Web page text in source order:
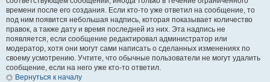
времени после его создания. Если кто-то уже ответил на сообщение, то
под ним появится небольшая надпись, которая показывает количество
правок, а также дату и время последней из них. Эта надпись не
появляется, если сообщение редактировал администратор или
модератор, хотя они могут сами написать о сделанных изменениях по
своему усмотрению. Учтите, что обычные пользователи не могут удалить
сообщение, если на него уже кто-то ответил.
Вернуться к началу